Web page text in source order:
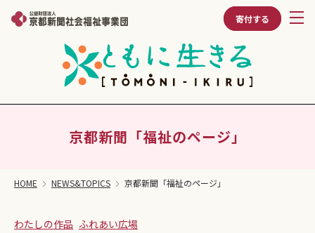
寄付する
京都新聞「福祉のページ」
HOME NEWS&TOPICS 京都新聞「福祉のページ」
わたしの作品 ふれあい広場